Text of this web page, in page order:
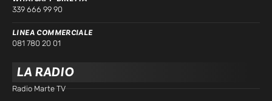
339 666 99 90
LINEA COMMERCIALE
081 780 20 01
LA RADIO
Radio Marte TV